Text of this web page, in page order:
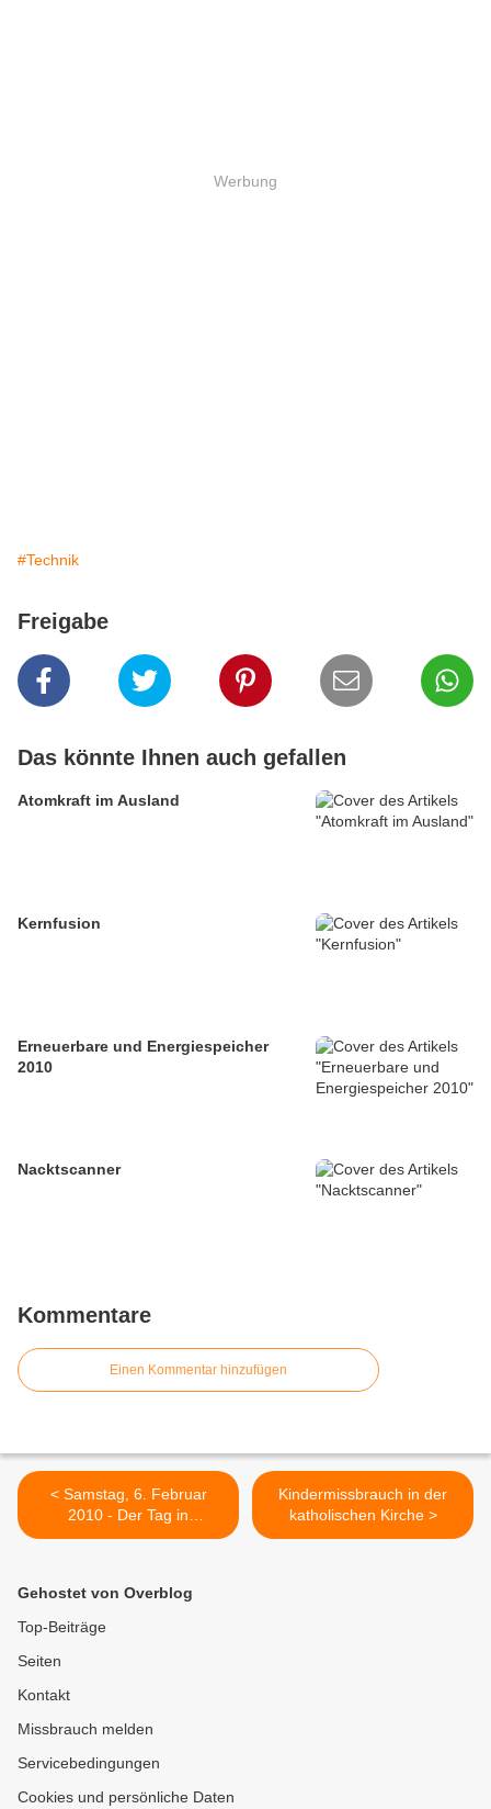
Werbung
#Technik
Freigabe
Das könnte Ihnen auch gefallen
Atomkraft im Ausland
Kernfusion
Erneuerbare und Energiespeicher
2010
Nacktscanner
Kommentare
Einen Kommentar hinzufügen
< Samstag, 6. Februar
2010 - Der Tag in
Stichworten
Kindermissbrauch in der
katholischen Kirche >
Gehostet von Overblog
Top-Beiträge
Seiten
Kontakt
Missbrauch melden
Servicebedingungen
Cookies und persönliche Daten